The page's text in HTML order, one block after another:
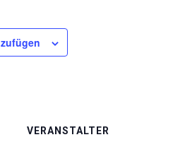
VERANSTALTER